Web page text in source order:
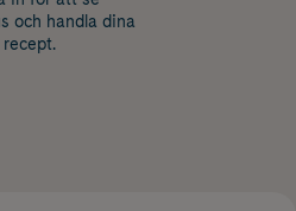
och handla dina
recept.